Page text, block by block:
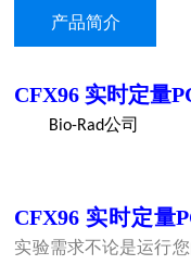
产品简介
CFX96 实时定量
Bio-Rad公司
CFX96 实时定量
实验需求不论是运行